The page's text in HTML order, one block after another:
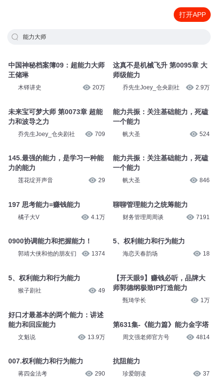
打开APP
能力大师
中国神秘档案簿09：超能力大师
王储琳
木铎讲史 20万
未来宝可梦大师 第0073章 超能
力和波导之力
乔先生Joey_仓央剧社 709
145.最强的能力，是学习一种能
力的能力
莲花绽开声音 29
197 思考能力=赚钱能力
橘子大V 4.1万
0900协调能力和把握能力！
郭靖大侠和他的朋友们 1374
5、权利能力和行为能力
猴子剧社 49
好口才最基本的两个能力：讲述
能力和回应能力
文魁说 13.9万
007.权利能力和行为能力
蒋四金法考 290
这真不是机械飞升 第0095章 大
师级能力
乔先生Joey_仓央剧社 2.9万
能力共振：关注基础能力，死磕
一个能力
帆大圣 524
能力共振：关注基础能力，死磕
一个能力
帆大圣 846
聊聊管理能力之统筹能力
财务管理周周谈 7191
5、权利能力和行为能力
海恋天春韵场 18
【开天眼9】赚钱必听，品牌大
师郭德纲极致IP打造能力
甄琦学长 1万
第631集-《能力篇》能力金字塔
周文强老师官方号 4814
抗阻能力
珍爱朗读 37